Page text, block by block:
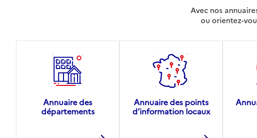
Avec nos
ou orientez-
Annuaire des
départements
Annuaire des points
d’information locaux